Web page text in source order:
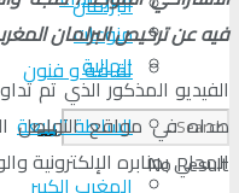
منوعات
ثقافة و فنون
No Result
الجالية
السلطة الرابعة
المغرب الكبير
فيه عن ترخيص البرلمان
الفيديو المذكور الذي تم
صداه في مواقع التواصل
المحلي بمنابره الإلكترونية